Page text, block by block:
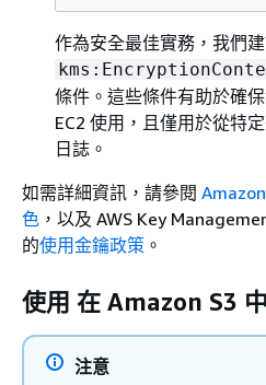
作為安全最佳實務，我們
條件。這些條件有助於確
EC2 使用，且僅用於從特
日誌。
如需詳細資訊，請參閱
色 ，以及 AWS Key
的使用金鑰政策 。
使用 在 Amazon S3
注意